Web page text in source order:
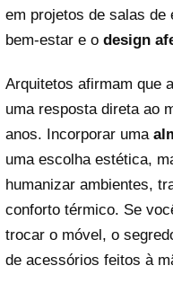
em projetos de salas de
bem-estar e o design
Arquitetos afirmam que
uma resposta direta ao
anos. Incorporar uma
uma escolha estética,
humanizar ambientes,
conforto térmico. Se
trocar o móvel, o
de acessórios feitos à